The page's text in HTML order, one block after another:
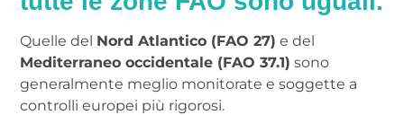
Quelle del Nord Atlantico (FAO 27) e del
Mediterraneo occidentale (FAO 37.1) sono
generalmente meglio monitorate e soggette a
controlli europei più rigorosi.